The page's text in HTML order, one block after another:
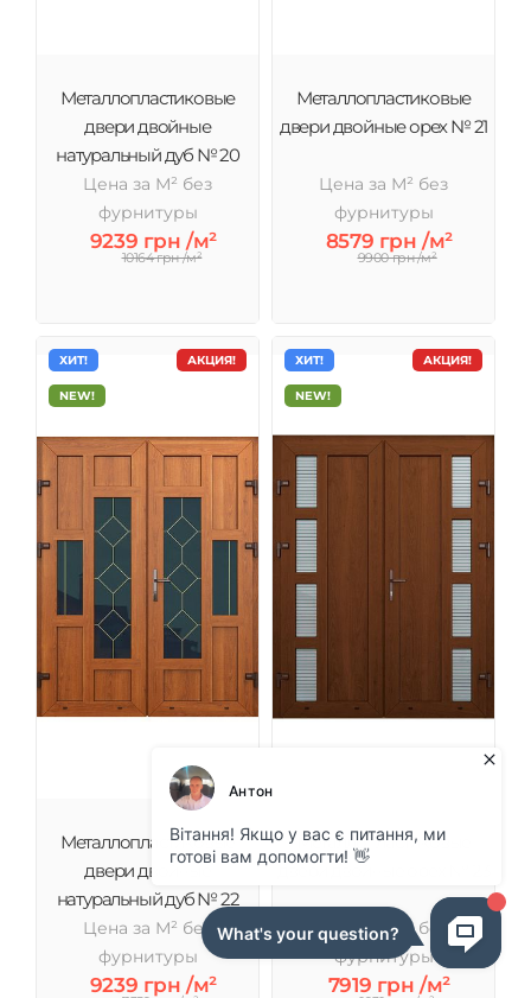
Металлопластиковые
двери двойные
натуральный дуб № 20
Цена за М² без
фурнитуры
9239 грн /м²
10164 грн /м²
Металлопластиковые
двери двойные орех № 21
Цена за М² без
фурнитуры
8579 грн /м²
9900 грн /м²
АКЦИЯ!
ХИТ!
NEW!
Металлопластиковые
двери двойные
натуральный дуб № 22
Цена за М² без
фурнитуры
9239 грн /м²
АКЦИЯ!
ХИТ!
NEW!
Металлопластиковые
двери двойные орех № 23
Цена за М² без
фурнитуры
7919 грн /м²